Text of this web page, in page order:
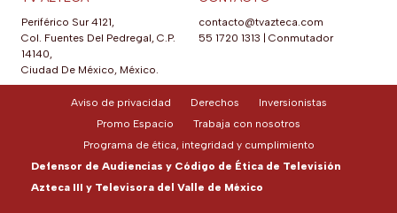
Periférico Sur 4121,
Col. Fuentes Del Pedregal, C.P.
14140,
Ciudad De México, México.
contacto@tvazteca.com
55 1720 1313
Conmutador
Aviso de privacidad Derechos
Inversionistas
Promo Espacio
Trabaja con nosotros
Programa de ética, integridad y cumplimiento
Defensor de Audiencias y Código de Ética de Televisión
Azteca III y Televisora del Valle de México